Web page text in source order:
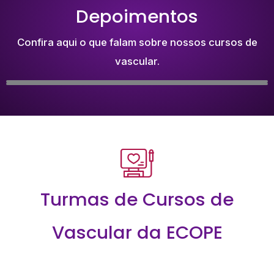
Depoimentos
Confira aqui o que falam sobre nossos cursos de
vascular.
Turmas de Cursos de
Vascular da ECOPE